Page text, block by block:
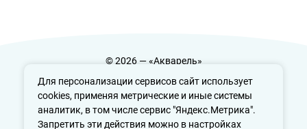
Для персонализации сервисов сайт использует
cookies, применяя метрические и иные системы
аналитик, в том числе сервис "Яндекс.Метрика".
Запретить эти действия можно в настройках
© 2026 — «Акварель»
Политика конфиденциальности